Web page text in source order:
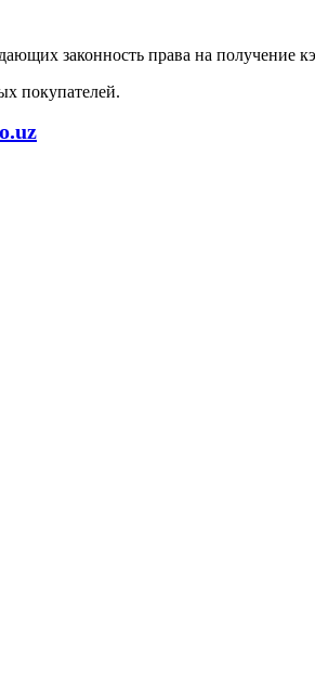
законность права на получение
покупателей.